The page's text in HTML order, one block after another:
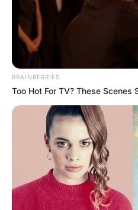
HOME
BRAINBERRIES
Too Hot For TV? These